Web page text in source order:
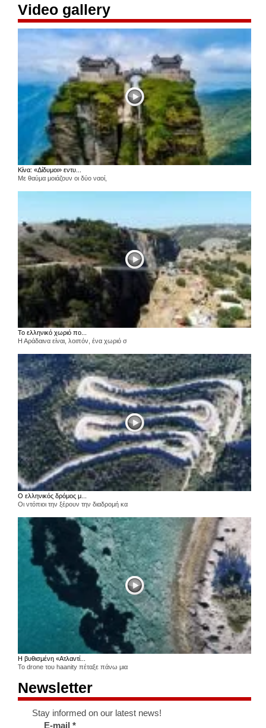
Video gallery
Κίνα: «Δίδυμοι» εντυ...
Με θαύμα μοιάζουν οι δύο ναοί,
Το ελληνικό χωριό πο...
Η Αράδαινα είναι, λοιπόν, ένα χωριό σ
Ο ελληνικός δρόμος μ...
Οι ντόπιοι την ξέρουν την διαδρομή κα
Η βυθισμένη «Ατλαντί...
Το drone του haanity πέταξε πάνω μια
Newsletter
Stay informed on our latest news!
E-mail*